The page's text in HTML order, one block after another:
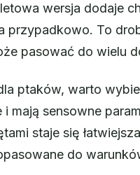
wersja dodaje
przypadkowo. To
pasować do wielu
ptaków, warto
mają sensowne
staje się
do